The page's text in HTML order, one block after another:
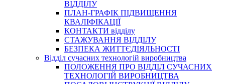
ВІДДІЛУ
ПЛАН-ГРАФІК ПІДВИЩЕННЯ
КВАЛІФІКАЦІЇ
КОНТАКТИ відділу
СТАЖУВАННЯ ВІДДІЛУ
БЕЗПЕКА ЖИТТЄДІЯЛЬНОСТІ
Відділ сучасних технологій виробництва
ПОЛОЖЕННЯ ПРО ВІДДІЛ СУЧАСНИХ
ТЕХНОЛОГІЙ ВИРОБНИЦТВА